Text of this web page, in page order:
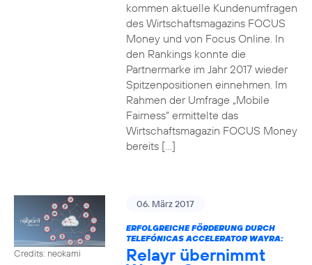
kommen aktuelle Kundenumfragen
des Wirtschaftsmagazins FOCUS
Money und von Focus Online. In
den Rankings konnte die
Partnermarke im Jahr 2017 wieder
Spitzenpositionen einnehmen. Im
Rahmen der Umfrage „Mobile
Fairness“ ermittelte das
Wirtschaftsmagazin FOCUS Money
bereits […]
Credits: neokami
06. März 2017
ERFOLGREICHE FÖRDERUNG DURCH
TELEFÓNICAS ACCELERATOR WAYRA:
Relayr übernimmt